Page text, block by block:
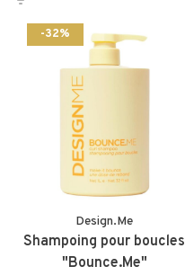
-32%
Design.Me
Shampoing pour boucles
"Bounce.Me"